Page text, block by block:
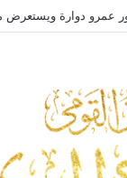
عمرو دوارة